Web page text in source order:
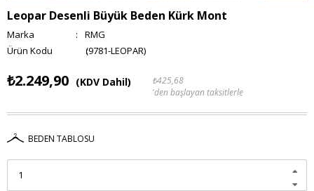
Leopar Desenli Büyük Beden Kürk Mont
Marka :
RMG
(9781-LEOPAR)
₺2.249,90 (KDV Dahil)
₺425,68
'den başlayan taksitlerle
BEDEN TABLOSU